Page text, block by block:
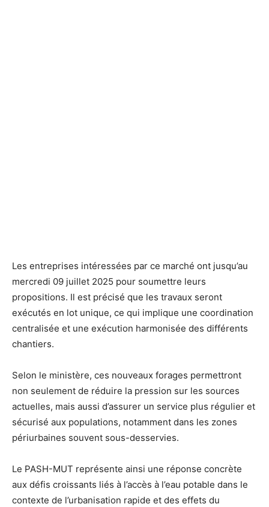
Les entreprises intéressées par ce marché ont jusqu’au
mercredi 09 juillet 2025 pour soumettre leurs
propositions. Il est précisé que les travaux seront
exécutés en lot unique, ce qui implique une coordination
centralisée et une exécution harmonisée des différents
chantiers.
Selon le ministère, ces nouveaux forages permettront
non seulement de réduire la pression sur les sources
actuelles, mais aussi d’assurer un service plus régulier et
sécurisé aux populations, notamment dans les zones
périurbaines souvent sous-desservies.
Le PASH-MUT représente ainsi une réponse concrète
aux défis croissants liés à l’accès à l’eau potable dans le
contexte de l’urbanisation rapide et des effets du